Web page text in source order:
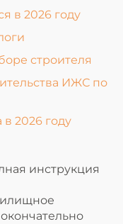
в 2026 году
строителя
ИЖС по
в 2026 году